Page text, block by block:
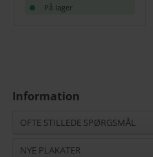
På lager
Information
OFTE STILLEDE SPØRGSMÅL
NYE PLAKATER